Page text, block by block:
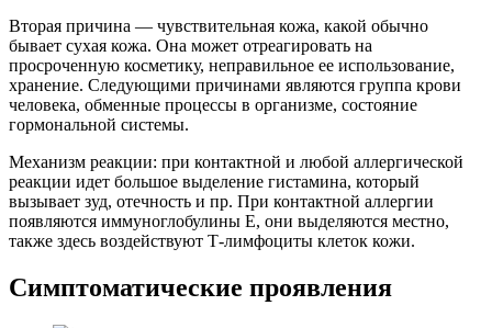
Вторая причина — чувствительная кожа, какой обычно
бывает сухая кожа. Она может отреагировать на
просроченную косметику, неправильное ее использование,
хранение. Следующими причинами являются группа крови
человека, обменные процессы в организме, состояние
гормональной системы.
Механизм реакции: при контактной и любой аллергической
реакции идет большое выделение гистамина, который
вызывает зуд, отечность и пр. При контактной аллергии
появляются иммуноглобулины Е, они выделяются местно,
также здесь воздействуют Т-лимфоциты клеток кожи.
Симптоматические проявления